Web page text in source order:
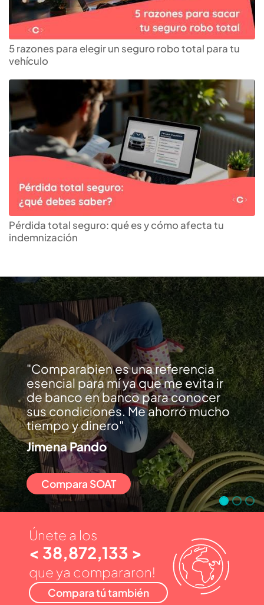
5 razones para elegir un seguro robo total para tu
vehículo
Pérdida total seguro: qué es y cómo afecta tu
indemnización
Comparabien es una referencia
esencial para mí ya que me evita ir
de banco en banco para conocer
sus condiciones. Me ahorró mucho
tiempo y dinero
Jimena Pando
Compara SOAT
Únete a los
< 38,872,133 >
que ya compararon!
Compara tú también